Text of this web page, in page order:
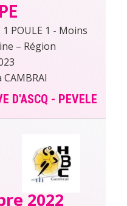
PE
1 POULE 1 - Moins
– Région
CAMBRAI
D'ASCQ - PEVELE
2022